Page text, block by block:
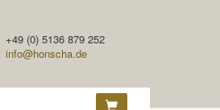
+49 (0) 5136 879 252
info@honscha.de